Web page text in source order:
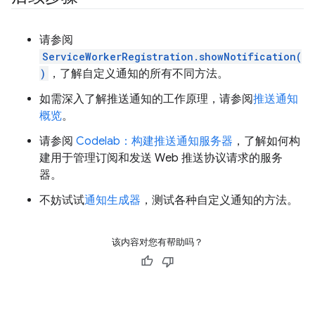
请参阅
ServiceWorkerRegistration.showNotification(
)
，了解自定义通知的所有不同方法。
如需深入了解推送通知的工作原理，请参阅推送通知
概览。
请参阅 Codelab：构建推送通知服务器 ，了解如何构
建用于管理订阅和发送 Web 推送协议请求的服务
器。
不妨试试通知生成器 ，测试各种自定义通知的方法。
该内容对您有帮助吗？